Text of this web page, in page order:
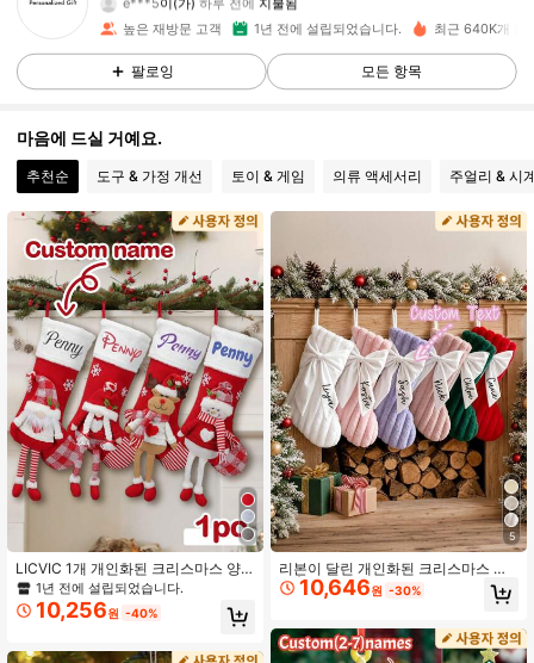
e***1다음4시간 전
4.92
4.92 43K 팔로워
4.92 43K 팔로워
4.92 43K 팔로워
4.92 43K 팔로워
43K 팔로워
4.92 43K 팔로워
높은 재방문 고객 1년 전에 설립되었습니다. 최근 640K개 판
팔로잉 모든 항목
마음에 드실 거예요.
추천순 도구 & 가정 개선 토이 & 게임 의류 액세서리 주얼리 & 시
LICVIC 1개 개인화된 크리스마스 양
말, 대형 맞춤형 크리스마스 양말, 이
름 인쇄 가능, 귀여운 빨간색 크리스마
스 양말, 휴일 및 가족 크리스마스 양
1년 전에 설립되었습니다.
10,256원 -40%
5
리본이 달린 개인화된 크리스마스 양
말 | 맞춤형 이름 니트 크리스마스 양
말 가방 | 큰 리본 홀리데이 벽난로 장
선물 양말 | 2026년 가족 크리스마스
장식 | 크리스마스 선물 가방
10,646원 -30%